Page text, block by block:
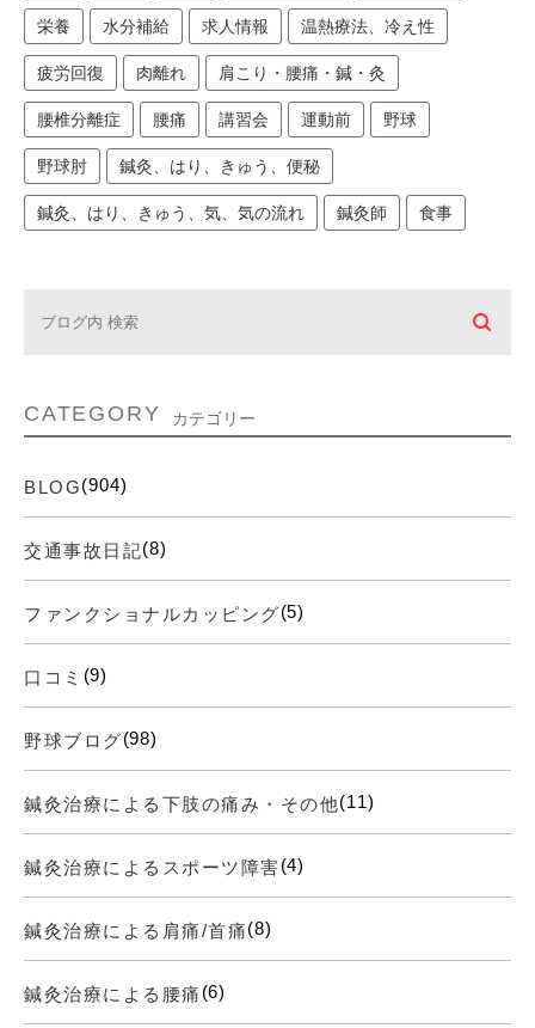
栄養 水分補給 求人情報 温熱療法、冷え性
疲労回復 肉離れ 肩こり・腰痛・鍼・灸
腰椎分離症 腰痛 講習会 運動前 野球
野球肘 鍼灸、はり、きゅう、便秘
鍼灸、はり、きゅう、気、気の流れ 鍼灸師 食事
CATEGORY カテゴリー
BLOG(904)
交通事故日記(8)
ファンクショナルカッピング(5)
口コミ (9)
野球ブログ(98)
鍼灸治療による下肢の痛み・その他(11)
鍼灸治療によるスポーツ障害(4)
鍼灸治療による肩痛/首痛(8)
鍼灸治療による腰痛 (6)